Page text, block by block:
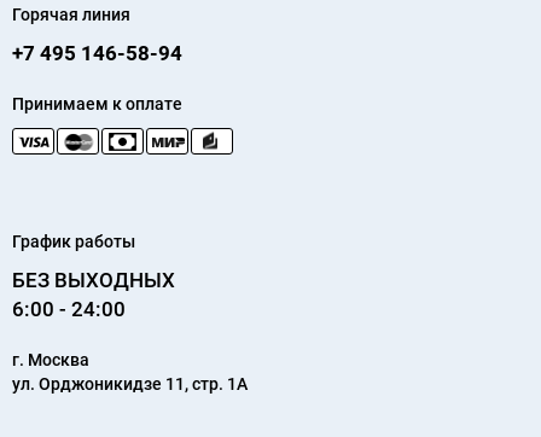
Горячая линия
+7 495 146-58-94
Принимаем к оплате
График работы
БЕЗ ВЫХОДНЫХ
6:00 - 24:00
г. Москва
ул. Орджоникидзе 11, стр. 1А